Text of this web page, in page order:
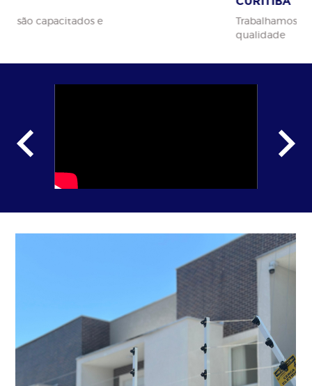
Trabalhamos apenas com materiais da alta